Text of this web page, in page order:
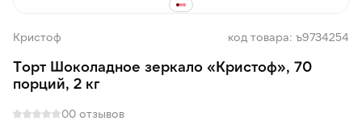
Кристоф код товара: ъ9734254
Торт Шоколадное зеркало «Кристоф», 70
порций, 2 кг
00 отзывов